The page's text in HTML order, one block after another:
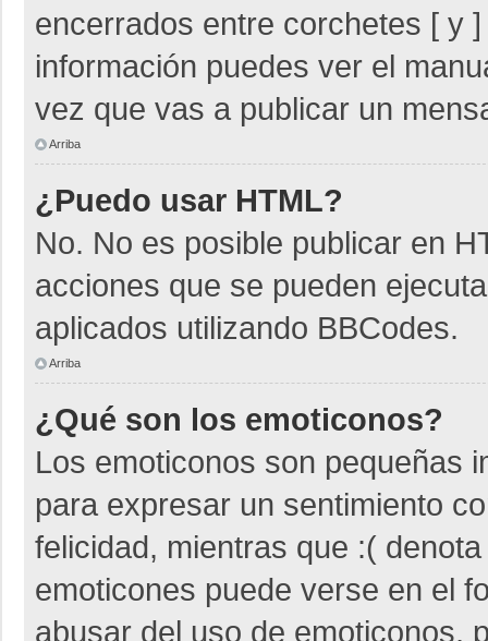
encerrados entre corchetes [ y
información puedes ver el
vez que vas a publicar un
Arriba
¿Puedo usar HTML?
No. No es posible publicar en
acciones que se pueden
aplicados utilizando BBCodes.
Arriba
¿Qué son los emoticonos?
Los emoticonos son pequeñas
para expresar un sentimiento
felicidad, mientras que :(
emoticones puede verse en el
abusar del uso de emoticonos,